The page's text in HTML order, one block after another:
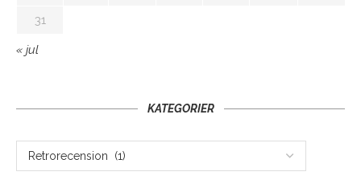
31
« jul
KATEGORIER